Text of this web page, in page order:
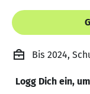
Bis 2024,
Logg Dich ein,